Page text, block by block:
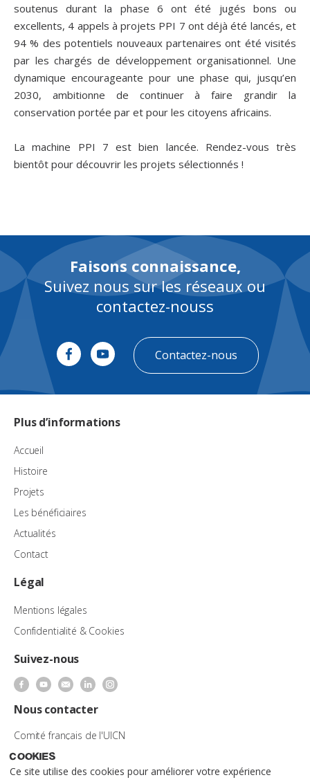
Cookies
Ce site utilise des cookies pour améliorer votre expérience
soutenus durant la phase 6 ont été jugés bons ou
excellents, 4 appels à projets PPI 7 ont déjà été lancés, et
94 % des potentiels nouveaux partenaires ont été visités
par les chargés de développement organisationnel. Une
dynamique encourageante pour une phase qui, jusqu’en
2030, ambitionne de continuer à faire grandir la
conservation portée par et pour les citoyens africains.
La machine PPI 7 est bien lancée. Rendez-vous très
bientôt pour découvrir les projets sélectionnés !
Faisons connaissance,
Suivez nous sur les réseaux ou
contactez-nouss
Contactez-nous
Plus d’informations
Accueil
Histoire
Projets
Les bénéficiaires
Actualités
Contact
Légal
Mentions légales
Confidentialité & Cookies
Suivez-nous
Nous contacter
Comité français de l'UICN
259-261 rue de Paris 93100 Montreuil
Tel. : 01 47 07 78 58